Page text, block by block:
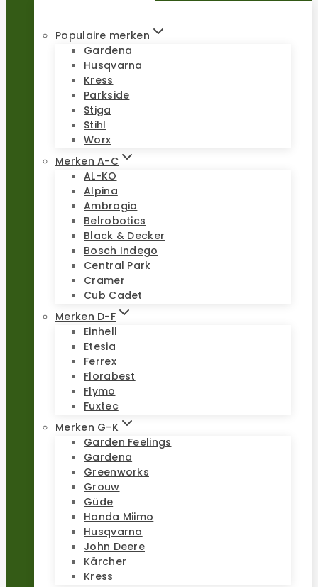
Populaire merken
Gardena
Husqvarna
Kress
Parkside
Stiga
Stihl
Worx
Merken A-C
AL-KO
Alpina
Ambrogio
Belrobotics
Black & Decker
Bosch Indego
Central Park
Cramer
Cub Cadet
Merken D-F
Einhell
Etesia
Ferrex
Florabest
Flymo
Fuxtec
Merken G-K
Garden Feelings
Gardena
Greenworks
Grouw
Güde
Honda Miimo
Husqvarna
John Deere
Kärcher
Kress